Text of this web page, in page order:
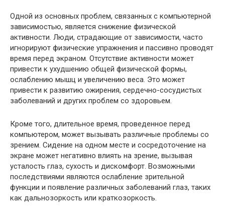
Одной из основных проблем, связанных с компьютерной
зависимостью, является снижение физической
активности. Люди, страдающие от зависимости, часто
игнорируют физические упражнения и пассивно проводят
время перед экраном. Отсутствие активности может
привести к ухудшению общей физической формы,
ослаблению мышц и увеличению веса. Это может
привести к развитию ожирения, сердечно-сосудистых
заболеваний и других проблем со здоровьем.
Кроме того, длительное время, проведенное перед
компьютером, может вызывать различные проблемы со
зрением. Сидение на одном месте и сосредоточение на
экране может негативно влиять на зрение, вызывая
усталость глаз, сухость и дискомфорт. Возможными
последствиями являются ослабление зрительной
функции и появление различных заболеваний глаз, таких
как дальнозоркость или краткозоркость.